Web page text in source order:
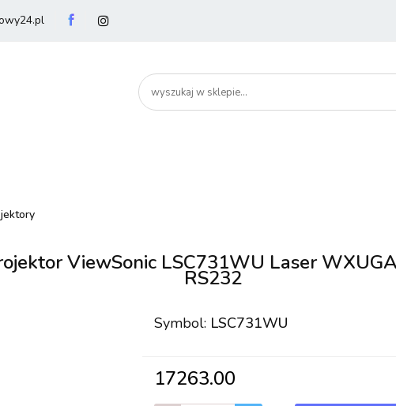
Komputery
Bezpieczeństwo
ViewSonic LSC731WU Laser
RS232
Symbol: LSC731WU
17263.00